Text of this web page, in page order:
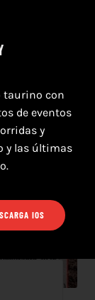
taurino con
de eventos
y
y las últimas
IOS